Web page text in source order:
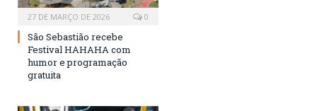
27 DE MARÇO DE 2026 0
São Sebastião recebe
Festival HAHAHA com
humor e programação
gratuita